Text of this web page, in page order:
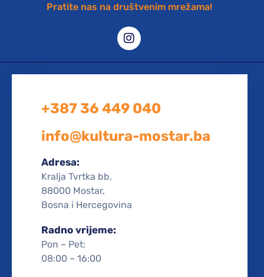
Pratite nas na društvenim mrežama!
+387 36 449 040
info@kultura-mostar.ba
Adresa:
Kralja Tvrtka bb,
88000 Mostar,
Bosna i Hercegovina
Radno vrijeme:
Pon – Pet:
08:00 – 16:00